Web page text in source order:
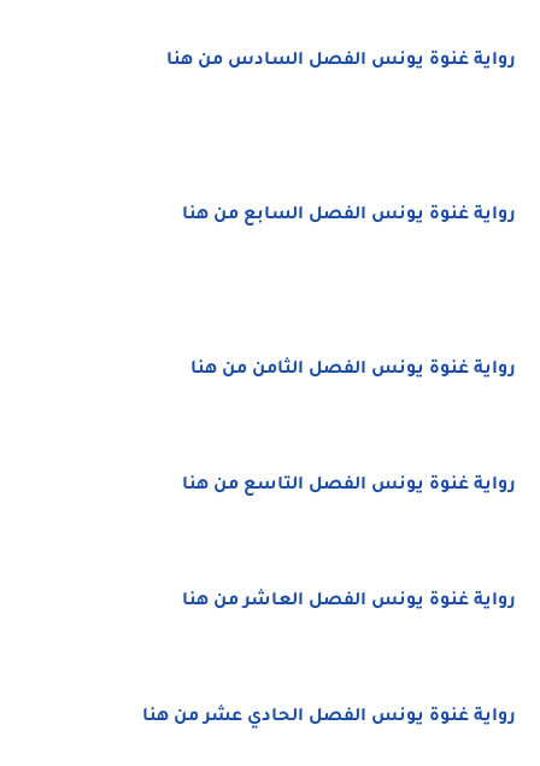
رواية غنوة يونس الفصل السادس من هنا
رواية غنوة يونس الفصل السابع من هنا
رواية غنوة يونس الفصل الثامن من هنا
رواية غنوة يونس الفصل التاسع من هنا
رواية غنوة يونس الفصل العاشر من هنا
رواية غنوة يونس الفصل الحادي عشر من هنا